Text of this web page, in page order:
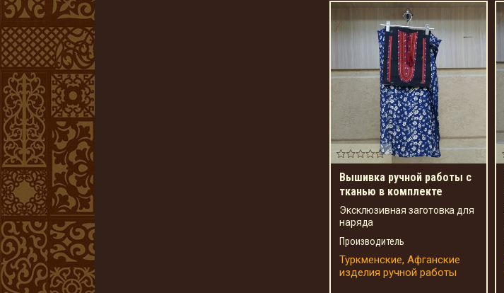
Вышивка ручной работы с
тканью в комплекте
Эксклюзивная заготовка для
наряда
Производитель
Туркменские, Афганские
изделия ручной работы